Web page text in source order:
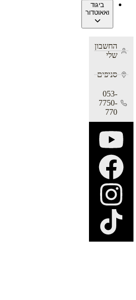
ביגוד
ואאוטדור
החשבון
שלי
סניפים
053-
7750-
770